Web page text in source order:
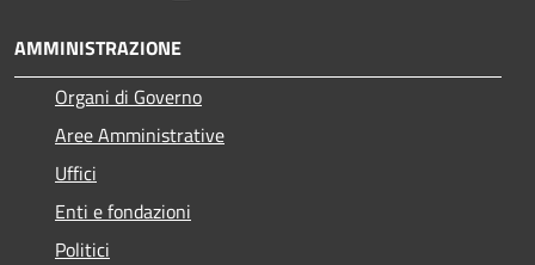
AMMINISTRAZIONE
Organi di Governo
Aree Amministrative
Uffici
Enti e fondazioni
Politici